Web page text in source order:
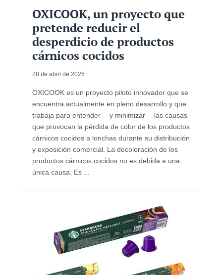
OXICOOK, un proyecto que
pretende reducir el
desperdicio de productos
cárnicos cocidos
28 de abril de 2026
OXICOOK es un proyecto piloto innovador que se
encuentra actualmente en pleno desarrollo y que
trabaja para entender —y minimizar— las causas
que provocan la pérdida de color de los productos
cárnicos cocidos a lonchas durante su distribución
y exposición comercial. La decoloración de los
productos cárnicos cocidos no es debida a una
única causa. Es ...